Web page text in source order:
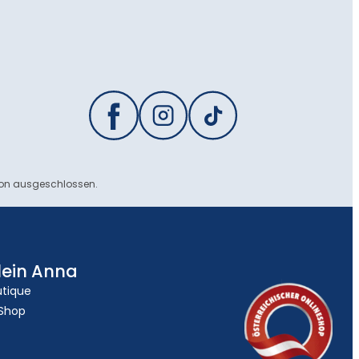
ausgeschlossen.
Anna